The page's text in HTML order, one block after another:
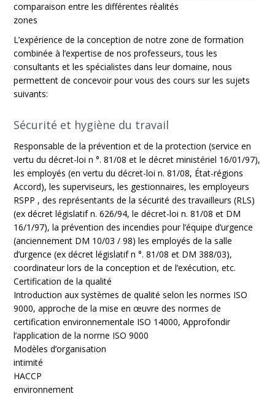
comparaison entre les différentes réalités
zones
L’expérience de la conception de notre zone de formation
combinée à l’expertise de nos professeurs, tous les
consultants et les spécialistes dans leur domaine, nous
permettent de concevoir pour vous des cours sur les sujets
suivants:
Sécurité et hygiène du travail
Responsable de la prévention et de la protection (service en
vertu du décret-loi n °. 81/08 et le décret ministériel 16/01/97),
les employés (en vertu du décret-loi n. 81/08, État-régions
Accord), les superviseurs, les gestionnaires, les employeurs
RSPP , des représentants de la sécurité des travailleurs (RLS)
(ex décret législatif n. 626/94, le décret-loi n. 81/08 et DM
16/1/97), la prévention des incendies pour l’équipe d’urgence
(anciennement DM 10/03 / 98) les employés de la salle
d’urgence (ex décret législatif n °. 81/08 et DM 388/03),
coordinateur lors de la conception et de l’exécution, etc.
Certification de la qualité
Introduction aux systèmes de qualité selon les normes ISO
9000, approche de la mise en œuvre des normes de
certification environnementale ISO 14000, Approfondir
l’application de la norme ISO 9000
Modèles d’organisation
intimité
HACCP
environnement